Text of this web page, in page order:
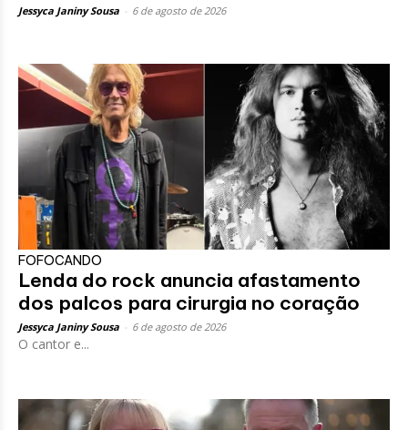
Jessyca Janiny Sousa 6 de agosto de 2026
FOFOCANDO
Lenda do rock anuncia afastamento
dos palcos para cirurgia no coração
Jessyca Janiny Sousa 6 de agosto de 2026
O cantor e...